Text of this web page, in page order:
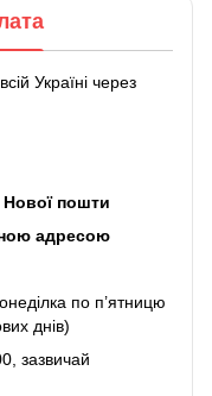
Україні через
Нової пошти
адресою
по п’ятницю
днів)
зазвичай